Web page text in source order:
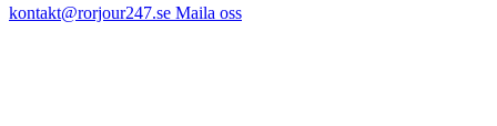
kontakt@rorjour247.se Maila oss